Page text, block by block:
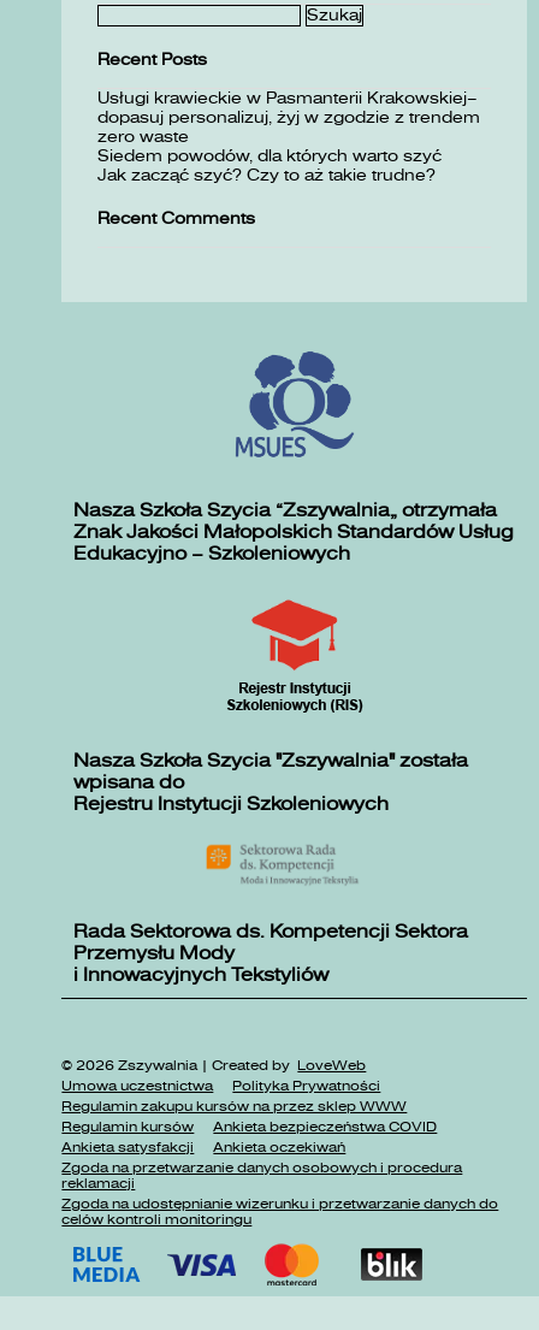
Szukaj:
Recent Posts
Usługi krawieckie w Pasmanterii Krakowskiej–
dopasuj personalizuj, żyj w zgodzie z trendem
zero waste
Siedem powodów, dla których warto szyć
Jak zacząć szyć? Czy to aż takie trudne?
Recent Comments
Nasza Szkoła Szycia „Zszywalnia” otrzymała
Znak Jakości Małopolskich Standardów Usług
Edukacyjno – Szkoleniowych
Nasza Szkoła Szycia "Zszywalnia" została
wpisana do
Rejestru Instytucji Szkoleniowych
Rada Sektorowa ds. Kompetencji Sektora
Przemysłu Mody
i Innowacyjnych Tekstyliów
© 2026 Zszywalnia | Created by LoveWeb
Umowa uczestnictwa
Polityka Prywatności
Regulamin zakupu kursów na przez sklep WWW
Regulamin kursów
Ankieta bezpieczeństwa COVID
Ankieta satysfakcji
Ankieta oczekiwań
Zgoda na przetwarzanie danych osobowych i procedura
reklamacji
Zgoda na udostępnianie wizerunku i przetwarzanie danych do
celów kontroli monitoringu